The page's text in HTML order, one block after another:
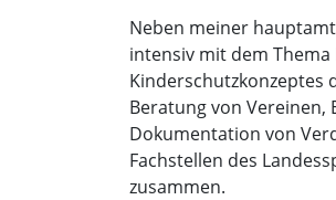
Neben meiner
intensiv mit dem
Kinderschutzkonzeptes
Beratung von
Dokumentation von
Fachstellen des
zusammen.